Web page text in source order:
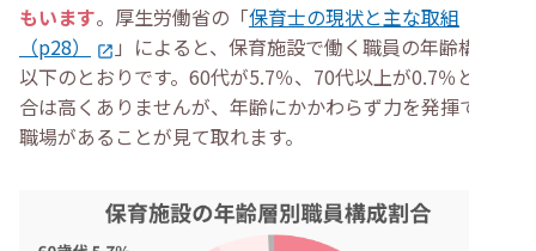
もいます。厚生労働省の「保育士の現状と主な取組
（p28）
」によると、保育施設で働く職員の年齢構成は
以下のとおりです。60代が5.7％、70代以上が0.7％と、割
合は高くありませんが、年齢にかかわらず力を発揮できる
職場があることが見て取れます。